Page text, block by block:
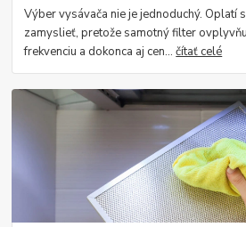
Výber vysávača nie je jednoduchý. Oplatí
zamyslieť, pretože samotný filter
frekvenciu a dokonca aj cen...čítať celé